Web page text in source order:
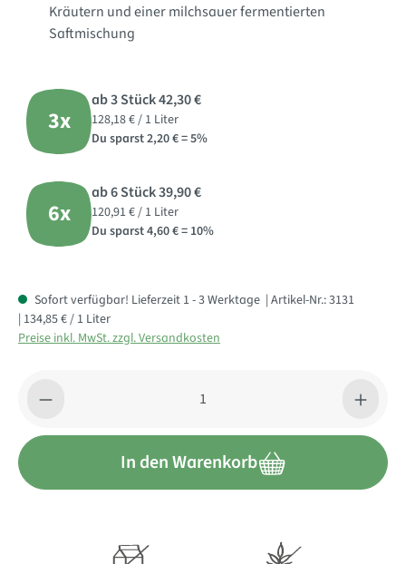
Kräutern und einer milchsauer fermentierten
Saftmischung
3x
ab 3 Stück42,30 €
128,18 € / 1 Liter
Du sparst 2,20 € = 5%
6x
ab 6 Stück39,90 €
120,91 € / 1 Liter
Du sparst 4,60 € = 10%
Sofort verfügbar! Lieferzeit 1 - 3 Werktage | Artikel-Nr.:3131
| 134,85 € / 1 Liter
Preise inkl. MwSt. zzgl. Versandkosten
Produkt Anzahl: Gib den gewünschten Wert ein oder
In den Warenkorb